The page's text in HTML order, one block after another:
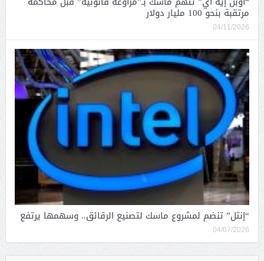
مرتقبة بنحو 100 مليار دولار
04/11/2026
“إنتل” تنضم لمشروع ماسك لتصنيع الرقائق.. وسهمها يرتفع
04/07/2026